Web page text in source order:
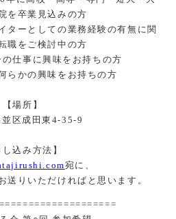
を卒業見込みの方
ターとしての業務経験の有無に関
職をご検討中の方
仕事に興味をお持ちの方
らかの興味をお持ちの方
【場所】
並区成田東4-35-9
し込み方法】
宛に、
送りいただければと思います。